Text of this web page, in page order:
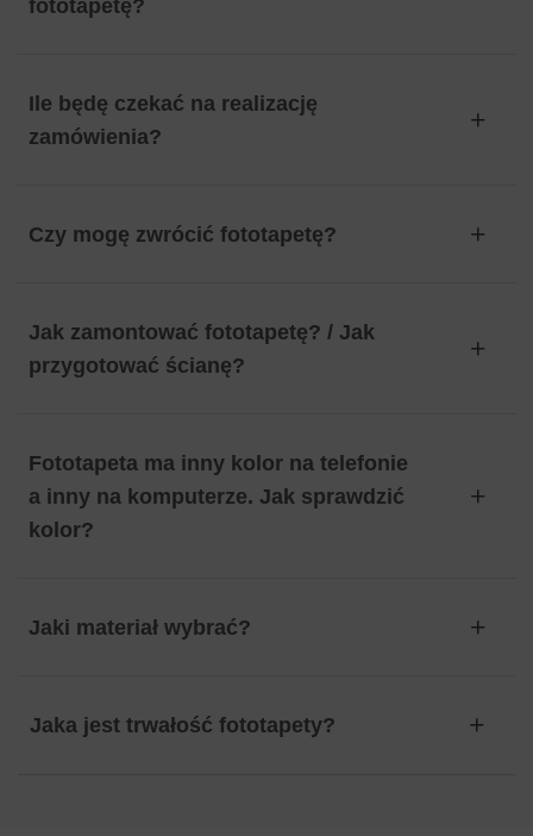
fototapetę?
Ile będę czekać na realizację
zamówienia?
Czy mogę zwrócić fototapetę?
Jak zamontować fototapetę? / Jak
przygotować ścianę?
Fototapeta ma inny kolor na telefonie
a inny na komputerze. Jak sprawdzić
kolor?
Jaki materiał wybrać?
Jaka jest trwałość fototapety?